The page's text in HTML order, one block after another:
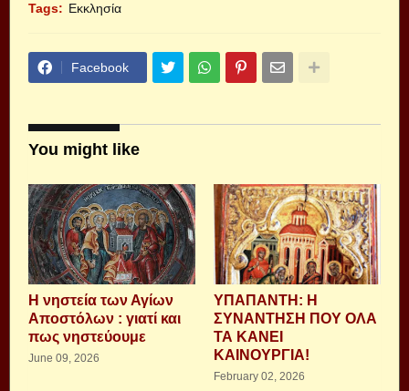
Tags: Εκκλησία
Facebook
You might like
Η νηστεία των Αγίων
Αποστόλων : γιατί και
πως νηστεύουμε
June 09, 2026
ΥΠΑΠΑΝΤΗ: Η
ΣΥΝΑΝΤΗΣΗ ΠΟΥ ΟΛΑ
ΤΑ ΚΑΝΕΙ
ΚΑΙΝΟΥΡΓΙΑ!
February 02, 2026